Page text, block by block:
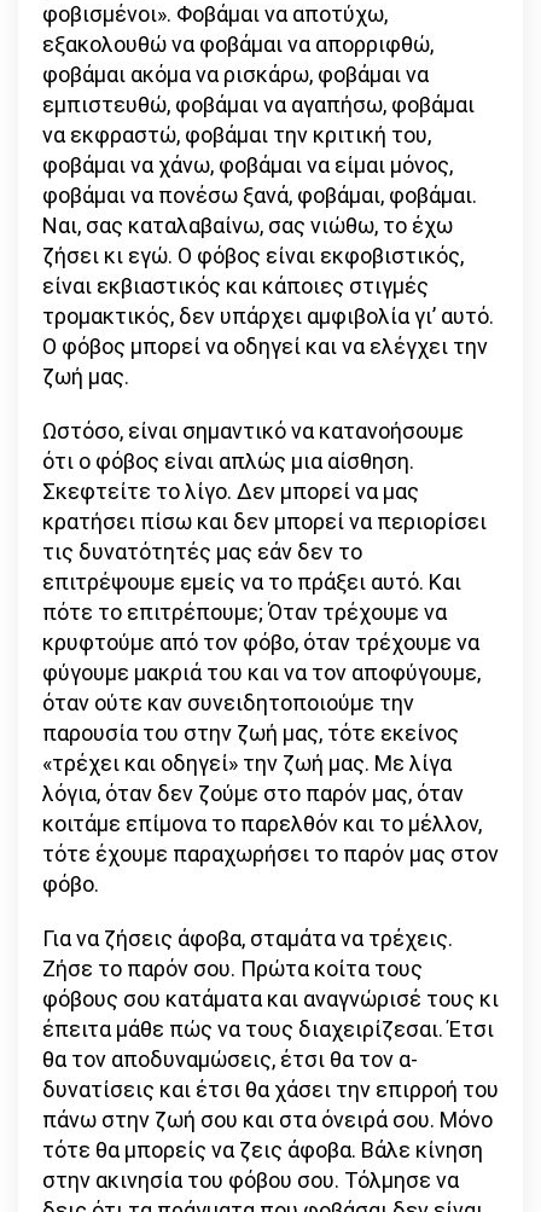
φοβισμένοι». Φοβάμαι να αποτύχω,
εξακολουθώ να φοβάμαι να απορριφθώ,
φοβάμαι ακόμα να ρισκάρω, φοβάμαι να
εμπιστευθώ, φοβάμαι να αγαπήσω, φοβάμαι
να εκφραστώ, φοβάμαι την κριτική του,
φοβάμαι να χάνω, φοβάμαι να είμαι μόνος,
φοβάμαι να πονέσω ξανά, φοβάμαι, φοβάμαι.
Ναι, σας καταλαβαίνω, σας νιώθω, το έχω
ζήσει κι εγώ. Ο φόβος είναι εκφοβιστικός,
είναι εκβιαστικός και κάποιες στιγμές
τρομακτικός, δεν υπάρχει αμφιβολία γι’ αυτό.
Ο φόβος μπορεί να οδηγεί και να ελέγχει την
ζωή μας.
Ωστόσο, είναι σημαντικό να κατανοήσουμε
ότι ο φόβος είναι απλώς μια αίσθηση.
Σκεφτείτε το λίγο. Δεν μπορεί να μας
κρατήσει πίσω και δεν μπορεί να περιορίσει
τις δυνατότητές μας εάν δεν το
επιτρέψουμε εμείς να το πράξει αυτό. Και
πότε το επιτρέπουμε; Όταν τρέχουμε να
κρυφτούμε από τον φόβο, όταν τρέχουμε να
φύγουμε μακριά του και να τον αποφύγουμε,
όταν ούτε καν συνειδητοποιούμε την
παρουσία του στην ζωή μας, τότε εκείνος
«τρέχει και οδηγεί» την ζωή μας. Με λίγα
λόγια, όταν δεν ζούμε στο παρόν μας, όταν
κοιτάμε επίμονα το παρελθόν και το μέλλον,
τότε έχουμε παραχωρήσει το παρόν μας στον
φόβο.
Για να ζήσεις άφοβα, σταμάτα να τρέχεις.
Ζήσε το παρόν σου. Πρώτα κοίτα τους
φόβους σου κατάματα και αναγνώρισέ τους κι
έπειτα μάθε πώς να τους διαχειρίζεσαι. Έτσι
θα τον αποδυναμώσεις, έτσι θα τον α-
δυνατίσεις και έτσι θα χάσει την επιρροή του
πάνω στην ζωή σου και στα όνειρά σου. Μόνο
τότε θα μπορείς να ζεις άφοβα. Βάλε κίνηση
στην ακινησία του φόβου σου. Τόλμησε να